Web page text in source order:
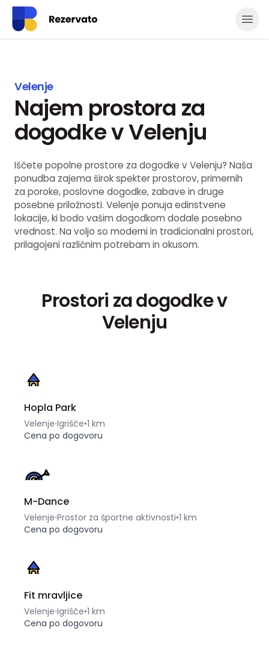
Velenje
Najem prostora za
dogodke v Velenju
Iščete popolne prostore za dogodke v Velenju? Naša
ponudba zajema širok spekter prostorov, primernih
za poroke, poslovne dogodke, zabave in druge
posebne priložnosti. Velenje ponuja edinstvene
lokacije, ki bodo vašim dogodkom dodale posebno
vrednost. Na voljo so moderni in tradicionalni prostori,
prilagojeni različnim potrebam in okusom.
Prostori za dogodke v
Velenju
Hopla Park
Velenje Igrišče•1 km
Cena po dogovoru
M-Dance
Velenje Prostor za športne aktivnosti•1 km
Cena po dogovoru
Fit mravljice
Velenje Igrišče•1 km
Cena po dogovoru